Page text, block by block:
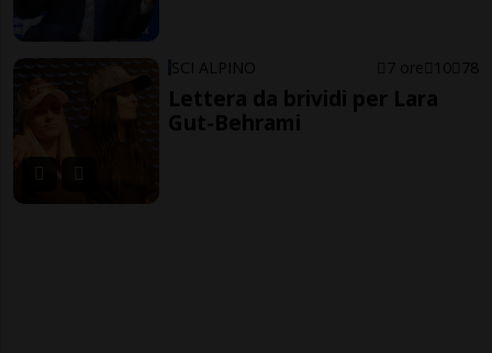
SCI ALPINO 7 ore 10 78
Lettera da brividi per Lara
Gut-Behrami